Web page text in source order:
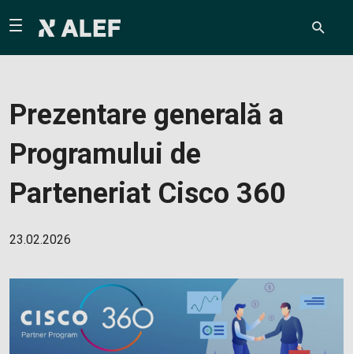
Prezentare generală a
Programului de
Parteneriat Cisco 360
23.02.2026